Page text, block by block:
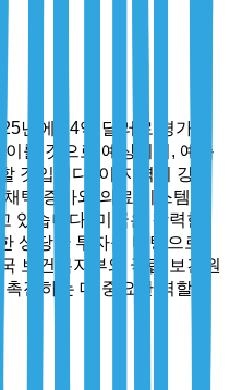
년에 24억 달러로 평가되
이를 것으로 예상되며, 예측
것입니다. 이 지역의 강력
택 증가와 의료 시스템 내
있습니다. 미국은 강력한
상당한 투자를 바탕으로
보건복지부와 국립 보건원
진하는 데 중요한 역할을